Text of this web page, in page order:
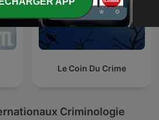
Le Coin Du Crime
Criminologie